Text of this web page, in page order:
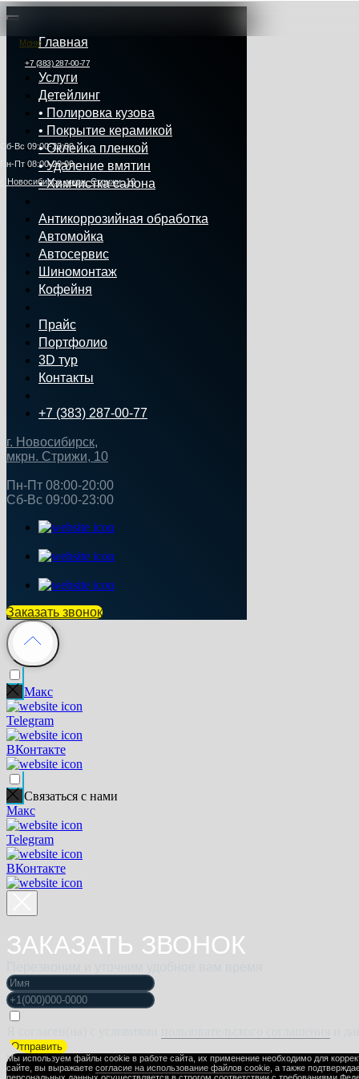
Меню
+7 (383) 287-00-77
Сб‑Вс 09:00‑23:00
Пн‑Пт 08:00-20:00
г. Новосибирск, мкрн. Стрижи, 10
Главная
Услуги
Детейлинг
• Полировка кузова
• Покрытие керамикой
• Оклейка пленкой
• Удаление вмятин
• Химчистка салона
Антикоррозийная обработка
Автомойка
Автосервис
Шиномонтаж
Кофейня
Прайс
Портфолио
3D тур
Контакты
+7 (383) 287-00-77
г. Новосибирск,
мкрн. Стрижи, 10
Пн‑Пт 08:00-20:00
Сб‑Вс 09:00‑23:00
Заказать звонок
Макс
Telegram
ВКонтакте
Связаться с нами
Макс
Telegram
ВКонтакте
ЗАКАЗАТЬ ЗВОНОК
Отправить
Мы используем файлы cookie в работе сайта, их применение необходимо для
сайте, вы выражаете согласие на использование файлов cookie , а также